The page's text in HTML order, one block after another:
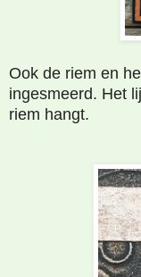
Ook de riem en
ingesmeerd. Het
riem hangt.